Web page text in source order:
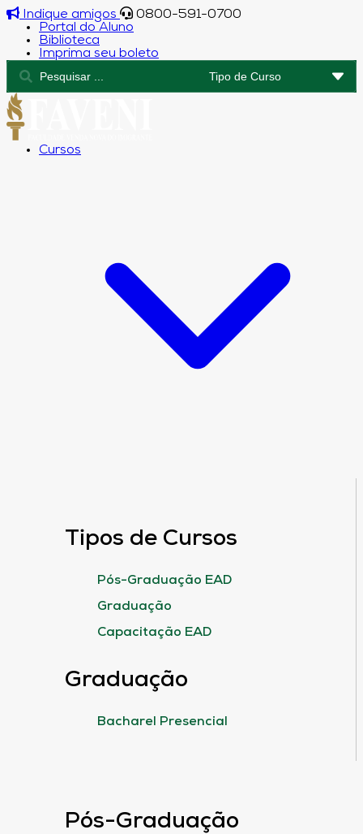
Indique amigos
0800-591-0700
Portal do Aluno
Biblioteca
Imprima seu boleto
Cursos
Tipos de Cursos
Pós-Graduação EAD
Graduação
Capacitação EAD
Graduação
Bacharel Presencial
Pós-Graduação